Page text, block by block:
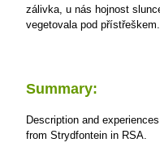
zálivka, u nás hojnost
vegetovala pod přístřeškem.
Summary:
Description and
from Strydfontein in RSA.